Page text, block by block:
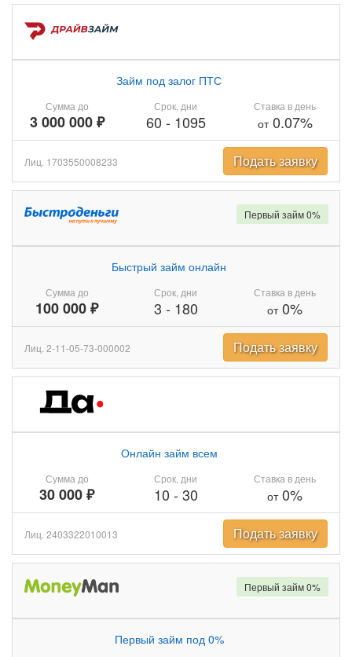
Сумма до
3 000 000 ₽
Займ под залог ПТС
Срок, дни
60 - 1095
Ставка в день
от0.07%
Лиц. 1703550008233 Подать заявку
Сумма до
100 000 ₽
Быстрый займ онлайн
Срок, дни
3 - 180
Ставка в день
от0%
Первый займ 0%
Лиц. 2-11-05-73-000002 Подать заявку
Сумма до
30 000 ₽
Онлайн займ всем
Срок, дни
10 - 30
Ставка в день
от0%
Лиц. 2403322010013 Подать заявку
Первый займ под 0%
Первый займ 0%